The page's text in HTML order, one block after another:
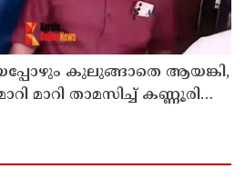
കുലുങ്ങാതെ ആയങ്കി,
മാറി താമസിച്ച് കണ്ണൂരിലെ